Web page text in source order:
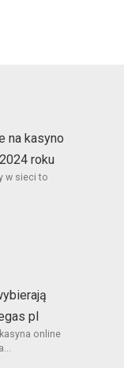
na kasyno
roku
w sieci to
pl
online